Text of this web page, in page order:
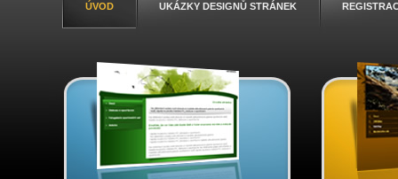
ÚVOD UKÁZKY DESIGNŮ STRÁNEK